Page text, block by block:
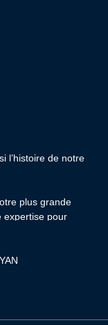
l’histoire de notre
plus grande
expertise pour
et